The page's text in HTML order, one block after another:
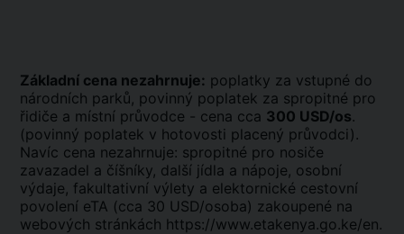
Základní cena nezahrnuje: poplatky za vstupné do
národních parků, povinný poplatek za spropitné pro
řidiče a místní průvodce - cena cca 300 USD/os.
(povinný poplatek v hotovosti placený průvodci).
Navíc cena nezahrnuje: spropitné pro nosiče
zavazadel a číšníky, další jídla a nápoje, osobní
výdaje, fakultativní výlety a elektornické cestovní
povolení eTA (cca 30 USD/osoba) zakoupené na
webových stránkách https://www.etakenya.go.ke/en.